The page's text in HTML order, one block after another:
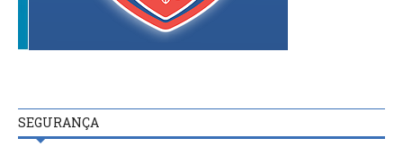
SEGURANÇA